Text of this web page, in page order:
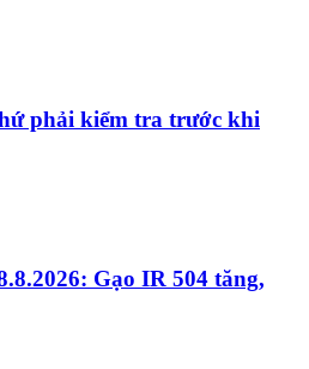
phải kiểm tra trước khi
Gạo IR 504 tăng,